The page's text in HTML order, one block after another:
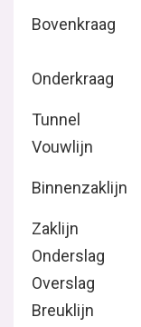
Bovenkraag
Onderkraag
Tunnel
Vouwlijn
Binnenzaklijn
Zaklijn
Onderslag
Overslag
Breuklijn